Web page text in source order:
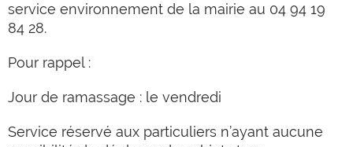
service environnement de la mairie au 04 94 19
84 28.
Pour rappel :
Jour de ramassage : le vendredi
Service réservé aux particuliers n’ayant aucune